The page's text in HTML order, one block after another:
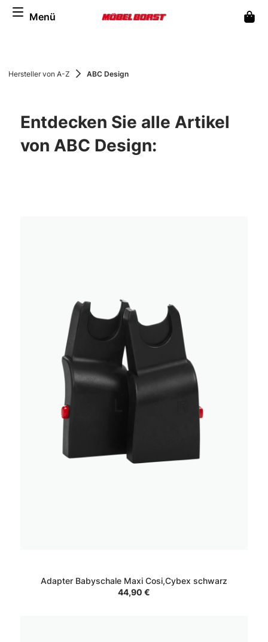
springen
Menü
Hersteller von A-Z ABC Design
Entdecken Sie alle Artikel
von ABC Design:
Adapter Babyschale Maxi Cosi,Cybex schwarz
44,90 €